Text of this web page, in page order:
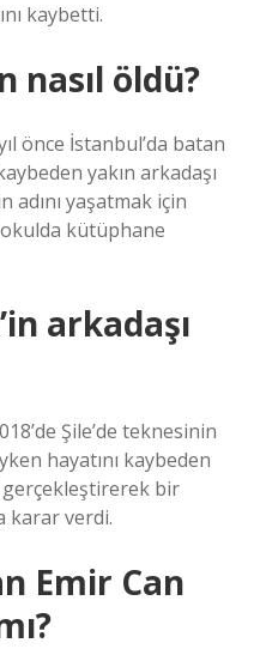
kaybetti.
nasıl öldü?
önce İstanbul’da batan
yakın arkadaşı
adını yaşatmak için
okulda kütüphane
arkadaşı
Şile’de teknesinin
hayatını kaybeden
gerçekleştirerek bir
karar verdi.
Emir Can